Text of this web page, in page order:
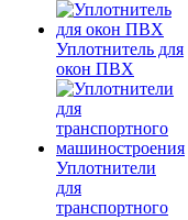
Уплотнитель для
окон ПВХ
Уплотнители
для
транспортного